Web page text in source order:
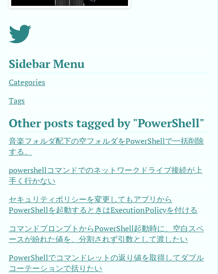
Sidebar Menu
Categories
Tags
Other posts tagged by "PowerShell"
音楽フォルダ配下の空フォルダをPowerShellで一括削除
する。
powershellコマンドでのネットワークドライブ接続が上
手く行かない
セキュリティポリシーを変更してもアプリから
PowerShellを起動するときはExecutionPolicyを付ける
コマンドプロンプトからPowerShell起動時に、空白スペ
ースが紛れた値を、分割されず引数として渡したい
PowerShellでコマンドレットの返り値を取得してダブル
コーテーションで括りたい